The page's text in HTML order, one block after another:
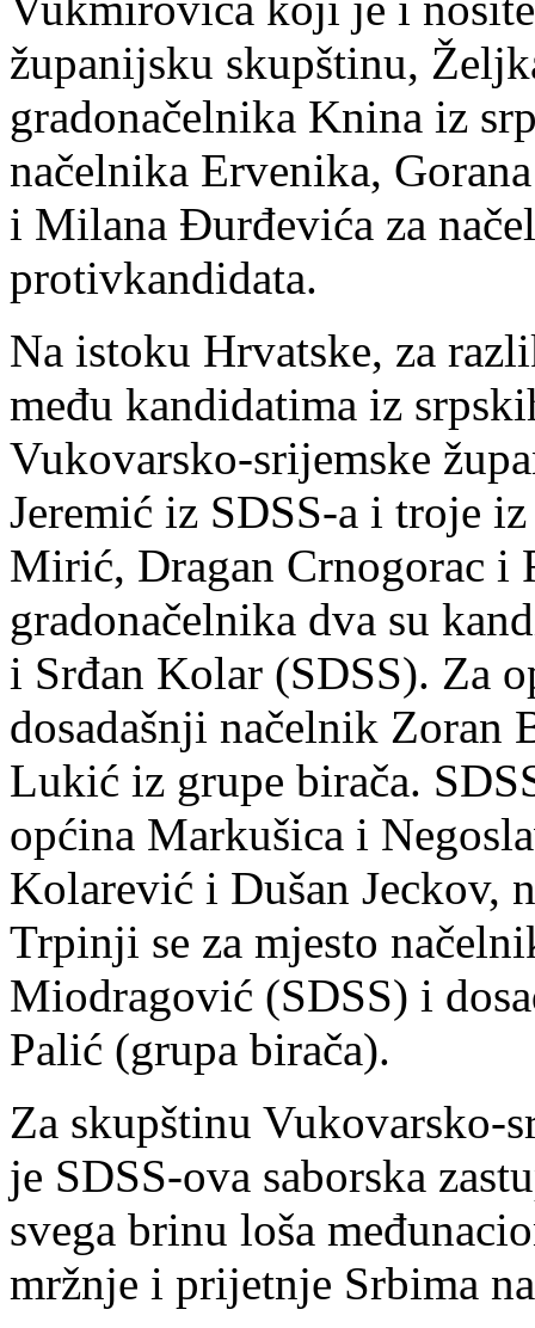
županijsku skupštinu,
gradonačelnika Knina iz
načelnika Ervenika,
i Milana Đurđevića za
protivkandidata.
Na istoku Hrvatske, za
među kandidatima iz
Vukovarsko-srijemske
Jeremić iz SDSS-a i troje
Mirić, Dragan Crnogorac i
gradonačelnika dva su
i Srđan Kolar (SDSS). Za
dosadašnji načelnik Zoran
Lukić iz grupe birača.
općina Markušica i
Kolarević i Dušan Jeckov,
Trpinji se za mjesto
Miodragović (SDSS) i
Palić (grupa birača).
Za skupštinu Vukovarsko-
je SDSS-ova saborska
svega brinu loša
mržnje i prijetnje Srbima